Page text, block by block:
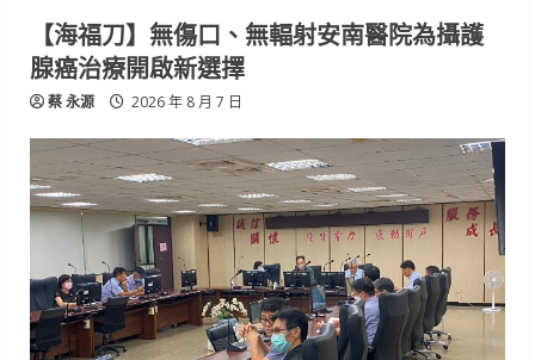
【海福刀】無傷口、無輻射安南醫院為攝護
腺癌治療開啟新選擇
蔡 永源 2026 年 8 月 7 日